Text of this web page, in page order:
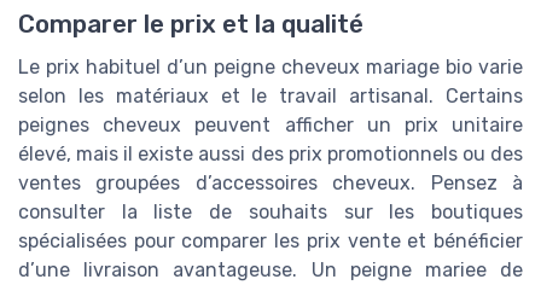
Comparer le prix et la qualité
Le prix habituel d’un peigne cheveux mariage bio varie
selon les matériaux et le travail artisanal. Certains
peignes cheveux peuvent afficher un prix unitaire
élevé, mais il existe aussi des prix promotionnels ou des
ventes groupées d’accessoires cheveux. Pensez à
consulter la liste de souhaits sur les boutiques
spécialisées pour comparer les prix vente et bénéficier
d’une livraison avantageuse. Un peigne mariee de